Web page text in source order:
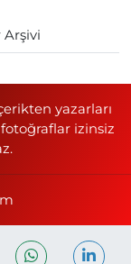
Arşivi
yazarları
izinsiz